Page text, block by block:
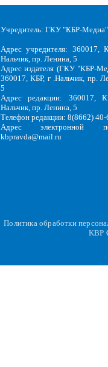
Учредитель: ГКУ "КБР-Медиа"
Адрес учредителя: 360017,
Нальчик, пр. Ленина, 5
Адрес издателя (ГКУ "КБР-
360017, КБР, г .Нальчик, пр.
5
Адрес редакции: 360017,
Нальчик, пр. Ленина, 5
Телефон редакции: 8(8662)
Адрес электронной
kbpravda@mail.ru
Политика обработки
KBP